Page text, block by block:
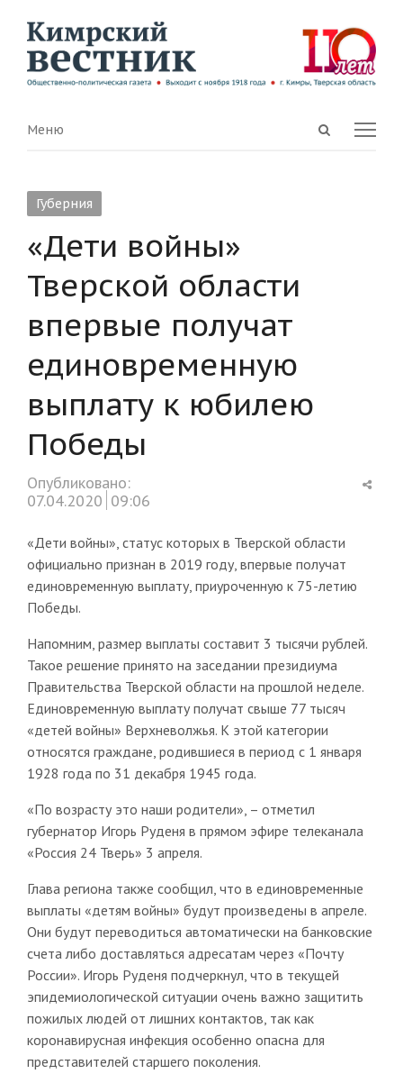
Open
Menu
Меню
Губерния
«Дети войны»
Тверской области
впервые получат
единовременную
выплату к юбилею
Победы
Опубликовано:
07.04.2020 09:06
«Дети войны», статус которых в Тверской области
официально признан в 2019 году, впервые получат
единовременную выплату, приуроченную к 75-летию
Победы.
Напомним, размер выплаты составит 3 тысячи рублей.
Такое решение принято на заседании президиума
Правительства Тверской области на прошлой неделе.
Единовременную выплату получат свыше 77 тысяч
«детей войны» Верхневолжья. К этой категории
относятся граждане, родившиеся в период с 1 января
1928 года по 31 декабря 1945 года.
«По возрасту это наши родители», – отметил
губернатор Игорь Руденя в прямом эфире телеканала
«Россия 24 Тверь» 3 апреля.
Глава региона также сообщил, что в единовременные
выплаты «детям войны» будут произведены в апреле.
Они будут переводиться автоматически на банковские
счета либо доставляться адресатам через «Почту
России». Игорь Руденя подчеркнул, что в текущей
эпидемиологической ситуации очень важно защитить
пожилых людей от лишних контактов, так как
коронавирусная инфекция особенно опасна для
представителей старшего поколения.